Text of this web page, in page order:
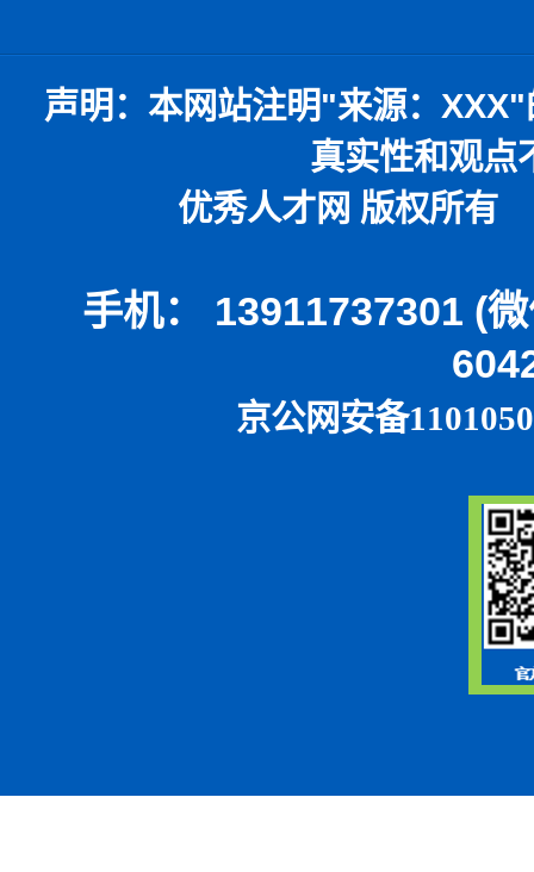
声明：本网站注明"来源： XXX"
真实性和观点
优秀人才网 版权所有 本网
手机： 13911737301 (
京公网安备